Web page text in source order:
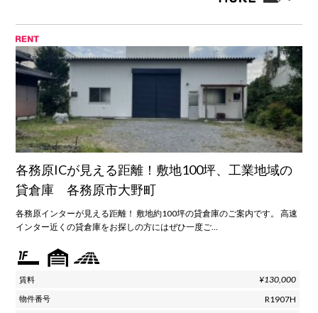
各務原ICが見える距離！敷地100坪、工業地域の
貸倉庫 各務原市大野町
各務原インターが見える距離！ 敷地約100坪の貸倉庫のご案内です。 高速
インター近くの貸倉庫をお探しの方にはぜひ一度ご…
¥130,000
R1907H